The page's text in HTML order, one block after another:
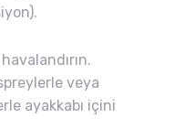
veya
ayakkabı içini